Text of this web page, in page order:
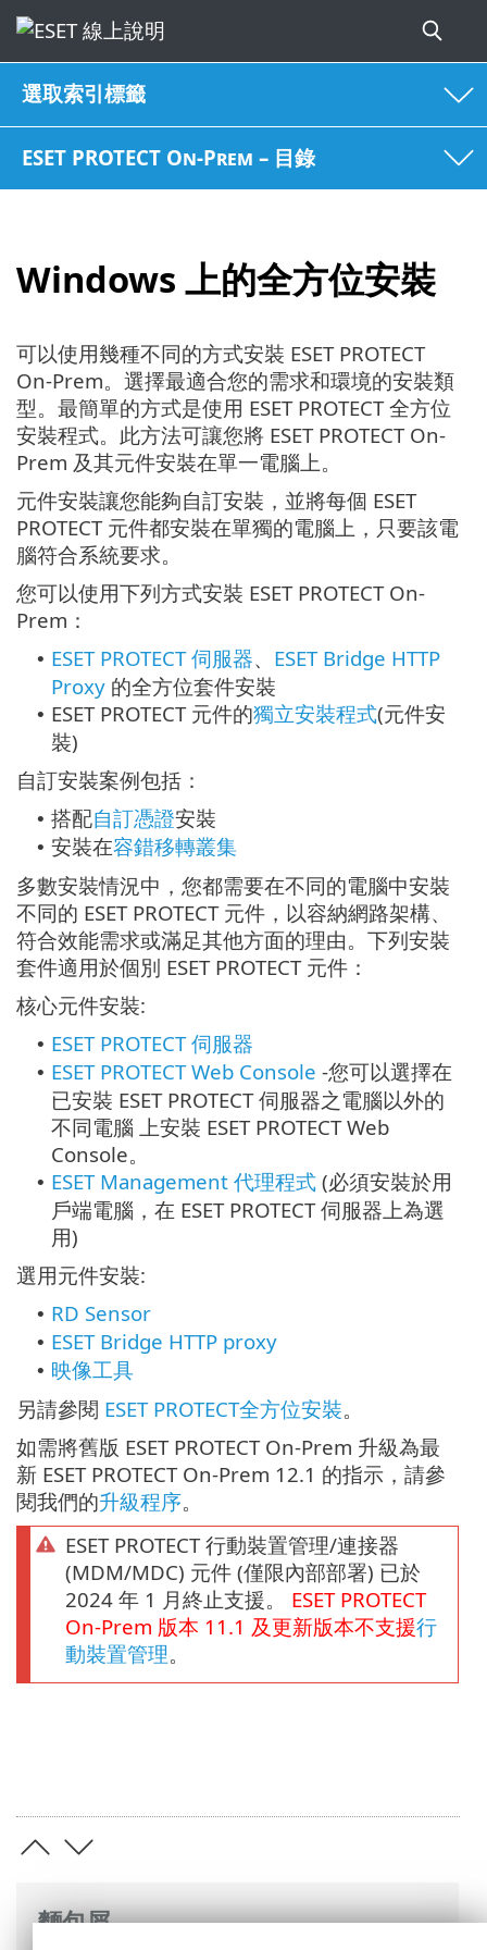
選取索引標籤
ESET PROTECT On-Prem – 目錄
Windows 上的全方位安裝
麵包屑
可以使用幾種不同的方式安裝 ESET PROTECT
On-Prem。選擇最適合您的需求和環境的安裝類
型。最簡單的方式是使用 ESET PROTECT 全方位
安裝程式。此方法可讓您將 ESET PROTECT On-
Prem 及其元件安裝在單一電腦上。
元件安裝讓您能夠自訂安裝，並將每個 ESET
PROTECT 元件都安裝在單獨的電腦上，只要該電
腦符合系統要求。
您可以使用下列方式安裝 ESET PROTECT On-
Prem：
• ESET PROTECT 伺服器、 ESET Bridge HTTP
Proxy 的全方位套件安裝
• ESET PROTECT 元件的獨立安裝程式(元件安
裝)
自訂安裝案例包括：
• 搭配自訂憑證安裝
• 安裝在容錯移轉叢集
多數安裝情況中，您都需要在不同的電腦中安裝
不同的 ESET PROTECT 元件，以容納網路架構、
符合效能需求或滿足其他方面的理由。下列安裝
套件適用於個別 ESET PROTECT 元件：
核心元件安裝:
• ESET PROTECT 伺服器
• ESET PROTECT Web Console -您可以選擇在
已安裝 ESET PROTECT 伺服器之電腦以外的
不同電腦 上安裝 ESET PROTECT Web
Console。
• ESET Management 代理程式 (必須安裝於用
戶端電腦，在 ESET PROTECT 伺服器上為選
用)
選用元件安裝:
• RD Sensor
• ESET Bridge HTTP proxy
• 映像工具
另請參閱 ESET PROTECT全方位安裝。
如需將舊版 ESET PROTECT On-Prem 升級為最
新 ESET PROTECT On-Prem 12.1 的指示，請參
閱我們的升級程序。
ESET PROTECT 行動裝置管理/連接器
(MDM/MDC) 元件 (僅限內部部署) 已於
2024 年 1 月終止支援。 ESET PROTECT
On-Prem 版本 11.1 及更新版本不支援行
動裝置管理。